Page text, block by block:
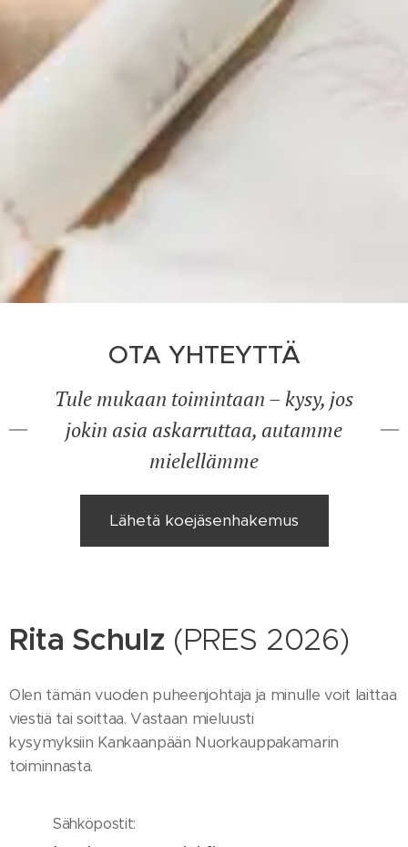
OTA YHTEYTTÄ
Tule mukaan toimintaan – kysy, jos
jokin asia askarruttaa, autamme
mielellämme
Lähetä koejäsenhakemus
Rita Schulz (PRES 2026)
Olen tämän vuoden puheenjohtaja ja minulle voit laittaa
viestiä tai soittaa. Vastaan mieluusti
kysymyksiin Kankaanpään Nuorkauppakamarin
toiminnasta.
Sähköpostit: